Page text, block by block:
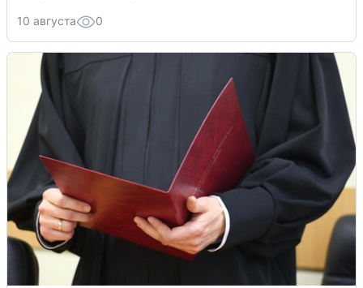
10 августа 0